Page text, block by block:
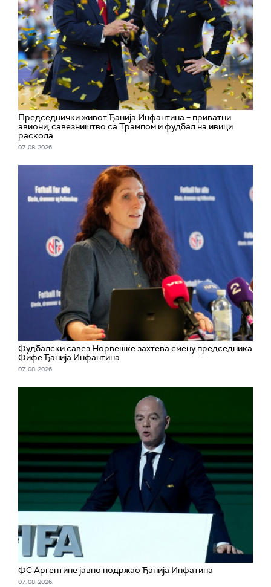
Председнички живот Ђанија Инфантина – приватни
авиони, савезништво са Трампом и фудбал на ивици
раскола
07. 08. 2026.
Фудбалски савез Норвешке захтева смену председника
Фифе Ђанија Инфантина
07. 08. 2026.
ФС Аргентине јавно подржао Ђанија Инфатина
07. 08. 2026.